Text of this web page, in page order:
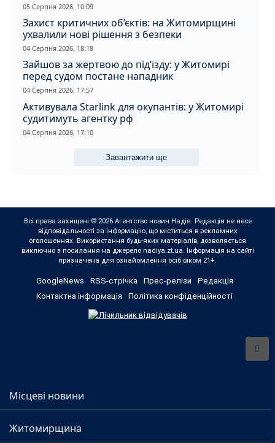
05 Серпня 2026, 10:09
Захист критичних об’єктів: на Житомирщині
ухвалили нові рішення з безпеки
04 Серпня 2026, 18:18
Зайшов за жертвою до під’їзду: у Житомирі
перед судом постане нападник
04 Серпня 2026, 17:57
Активувала Starlink для окупантів: у Житомирі
судитимуть агентку рф
04 Серпня 2026, 17:10
Завантажити ще
Всі права захищені © 2026 Агентство новин Надія. Редакція не несе
відповідальності за інформацію, що міститься в рекламних
оголошеннях. Використання будь-яких матеріалів, дозволяється
виключно з посилання на джерело nadiya.zt.ua. Інформація на сайті
призначена для ознайомлення осіб віком 21+.
GoogleNews RSS-стрічка Прес-релізи
Редакція
Контактна інформація
Політика конфіденційності
Місцеві новини
Житомирщина